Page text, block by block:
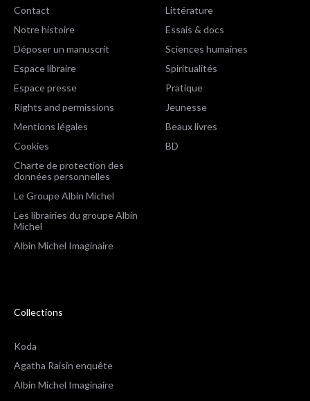
Contact
Notre histoire
Déposer un manuscrit
Espace libraire
Espace presse
Rights and permissions
Mentions légales
Cookies
Charte de protection des
données personnelles
Le Groupe Albin Michel
Les librairies du groupe Albin
Michel
Albin Michel Imaginaire
Littérature
Essais & docs
Sciences humaines
Spiritualités
Pratique
Jeunesse
Beaux livres
BD
Collections
Koda
Agatha Raisin enquête
Albin Michel Imaginaire